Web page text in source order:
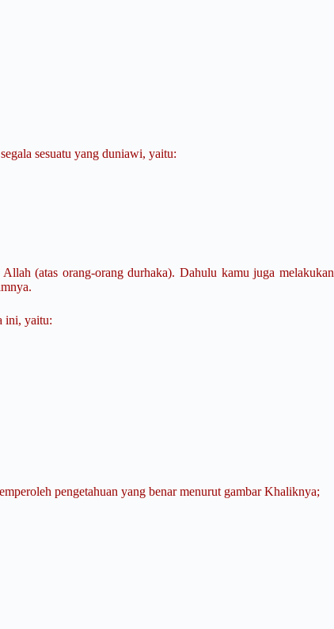
sesuatu yang duniawi, yaitu:
(atas orang-orang durhaka). Dahulu kamu juga melakukan
ini, yaitu:
pengetahuan yang benar menurut gambar Khaliknya;